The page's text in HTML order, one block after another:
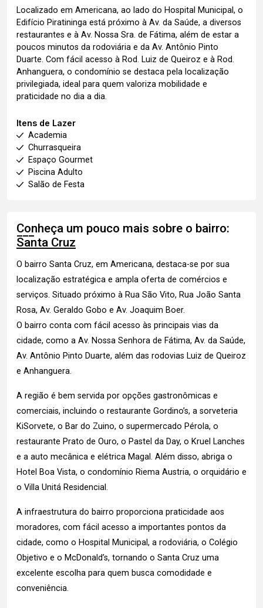
Localizado em Americana, ao lado do Hospital Municipal, o
Edifício Piratininga está próximo à Av. da Saúde, a diversos
restaurantes e à Av. Nossa Sra. de Fátima, além de estar a
poucos minutos da rodoviária e da Av. Antônio Pinto
Duarte. Com fácil acesso à Rod. Luiz de Queiroz e à Rod.
Anhanguera, o condomínio se destaca pela localização
privilegiada, ideal para quem valoriza mobilidade e
praticidade no dia a dia.
Itens de Lazer
Academia
Churrasqueira
Espaço Gourmet
Piscina Adulto
Salão de Festa
Conheça um pouco mais sobre o bairro:
Santa Cruz
O bairro Santa Cruz, em Americana, destaca-se por sua
localização estratégica e ampla oferta de comércios e
serviços. Situado próximo à Rua São Vito, Rua João Santa
Rosa, Av. Geraldo Gobo e Av. Joaquim Boer.
O bairro conta com fácil acesso às principais vias da
cidade, como a Av. Nossa Senhora de Fátima, Av. da Saúde,
Av. Antônio Pinto Duarte, além das rodovias Luiz de Queiroz
e Anhanguera.
A região é bem servida por opções gastronômicas e
comerciais, incluindo o restaurante Gordino’s, a sorveteria
KiSorvete, o Bar do Zuino, o supermercado Pérola, o
restaurante Prato de Ouro, o Pastel da Day, o Kruel Lanches
e a auto mecânica e elétrica Magal. Além disso, abriga o
Hotel Boa Vista, o condomínio Riema Austria, o orquidário e
o Villa Unitá Residencial.
A infraestrutura do bairro proporciona praticidade aos
moradores, com fácil acesso a importantes pontos da
cidade, como o Hospital Municipal, a rodoviária, o Colégio
Objetivo e o McDonald’s, tornando o Santa Cruz uma
excelente escolha para quem busca comodidade e
conveniência.